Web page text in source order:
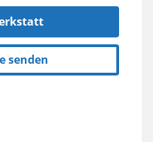
senden